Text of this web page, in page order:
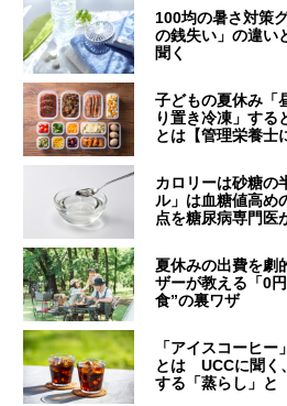
100均の暑さ対策
の銭失い」の違
聞く
子どもの夏休み
り置き冷凍」する
とは【管理栄養士
カロリーは砂糖
ル」は血糖値高
点を糖尿病専門医
夏休みの出費を
ザーが教える「0
食”の裏ワザ
「アイスコーヒ
とは UCCに聞く
する「蒸らし」と